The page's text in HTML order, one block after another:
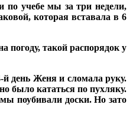
по учебе мы за три недели,
которая вставала в 6
погоду, такой распорядок у
день Женя и сломала руку.
было кататься по пухляку.
поубивали доски. Но зато